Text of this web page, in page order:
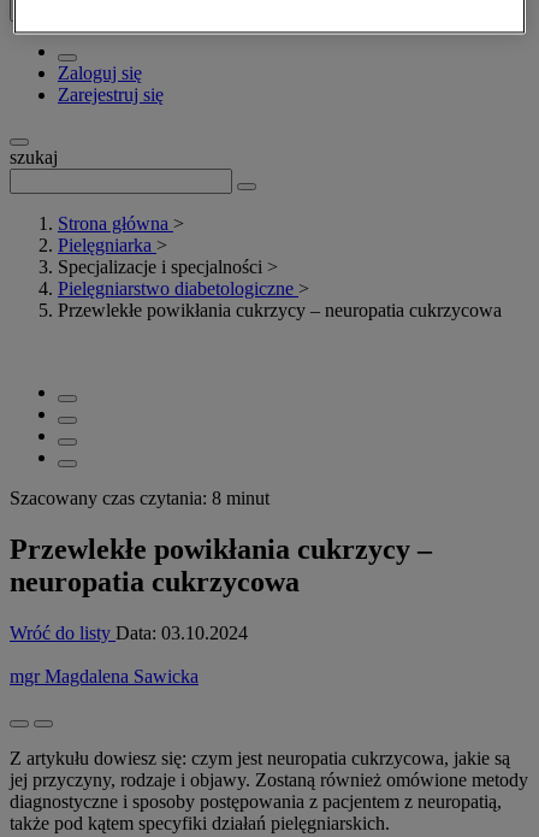
Zaloguj się
Zarejestruj się
szukaj
Strona główna >
Pielęgniarka >
Specjalizacje i specjalności >
Pielęgniarstwo diabetologiczne >
Przewlekłe powikłania cukrzycy – neuropatia cukrzycowa
Szacowany czas czytania: 8 minut
Przewlekłe powikłania cukrzycy –
neuropatia cukrzycowa
Wróć do listy Data: 03.10.2024
mgr Magdalena Sawicka
Z artykułu dowiesz się: czym jest neuropatia cukrzycowa, jakie są
jej przyczyny, rodzaje i objawy. Zostaną również omówione metody
diagnostyczne i sposoby postępowania z pacjentem z neuropatią,
także pod kątem specyfiki działań pielęgniarskich.